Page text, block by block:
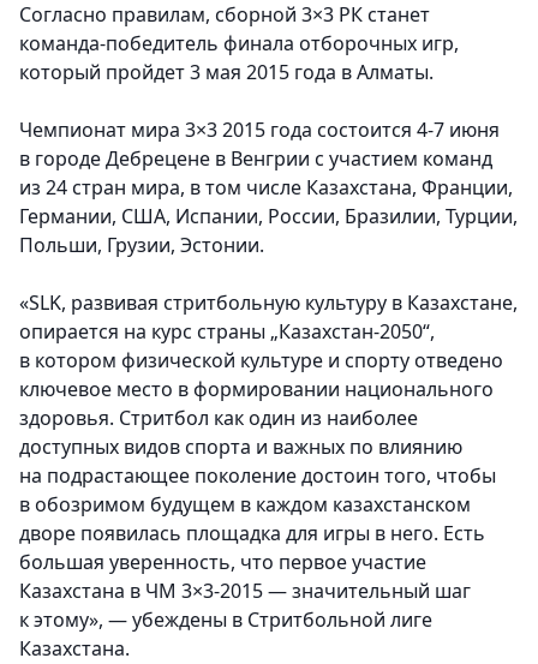
Согласно правилам, сборной 3×3 РК станет
команда-победитель финала отборочных игр,
который пройдет 3 мая 2015 года в Алматы.
Чемпионат мира 3×3 2015 года состоится 4-7 июня
в городе Дебрецене в Венгрии с участием команд
из 24 стран мира, в том числе Казахстана, Франции,
Германии, США, Испании, России, Бразилии, Турции,
Польши, Грузии, Эстонии.
«SLK, развивая стритбольную культуру в Казахстане,
опирается на курс страны „Казахстан-2050“,
в котором физической культуре и спорту отведено
ключевое место в формировании национального
здоровья. Стритбол как один из наиболее
доступных видов спорта и важных по влиянию
на подрастающее поколение достоин того, чтобы
в обозримом будущем в каждом казахстанском
дворе появилась площадка для игры в него. Есть
большая уверенность, что первое участие
Казахстана в ЧМ 3×3-2015 — значительный шаг
к этому», — убеждены в Стритбольной лиге
Казахстана.